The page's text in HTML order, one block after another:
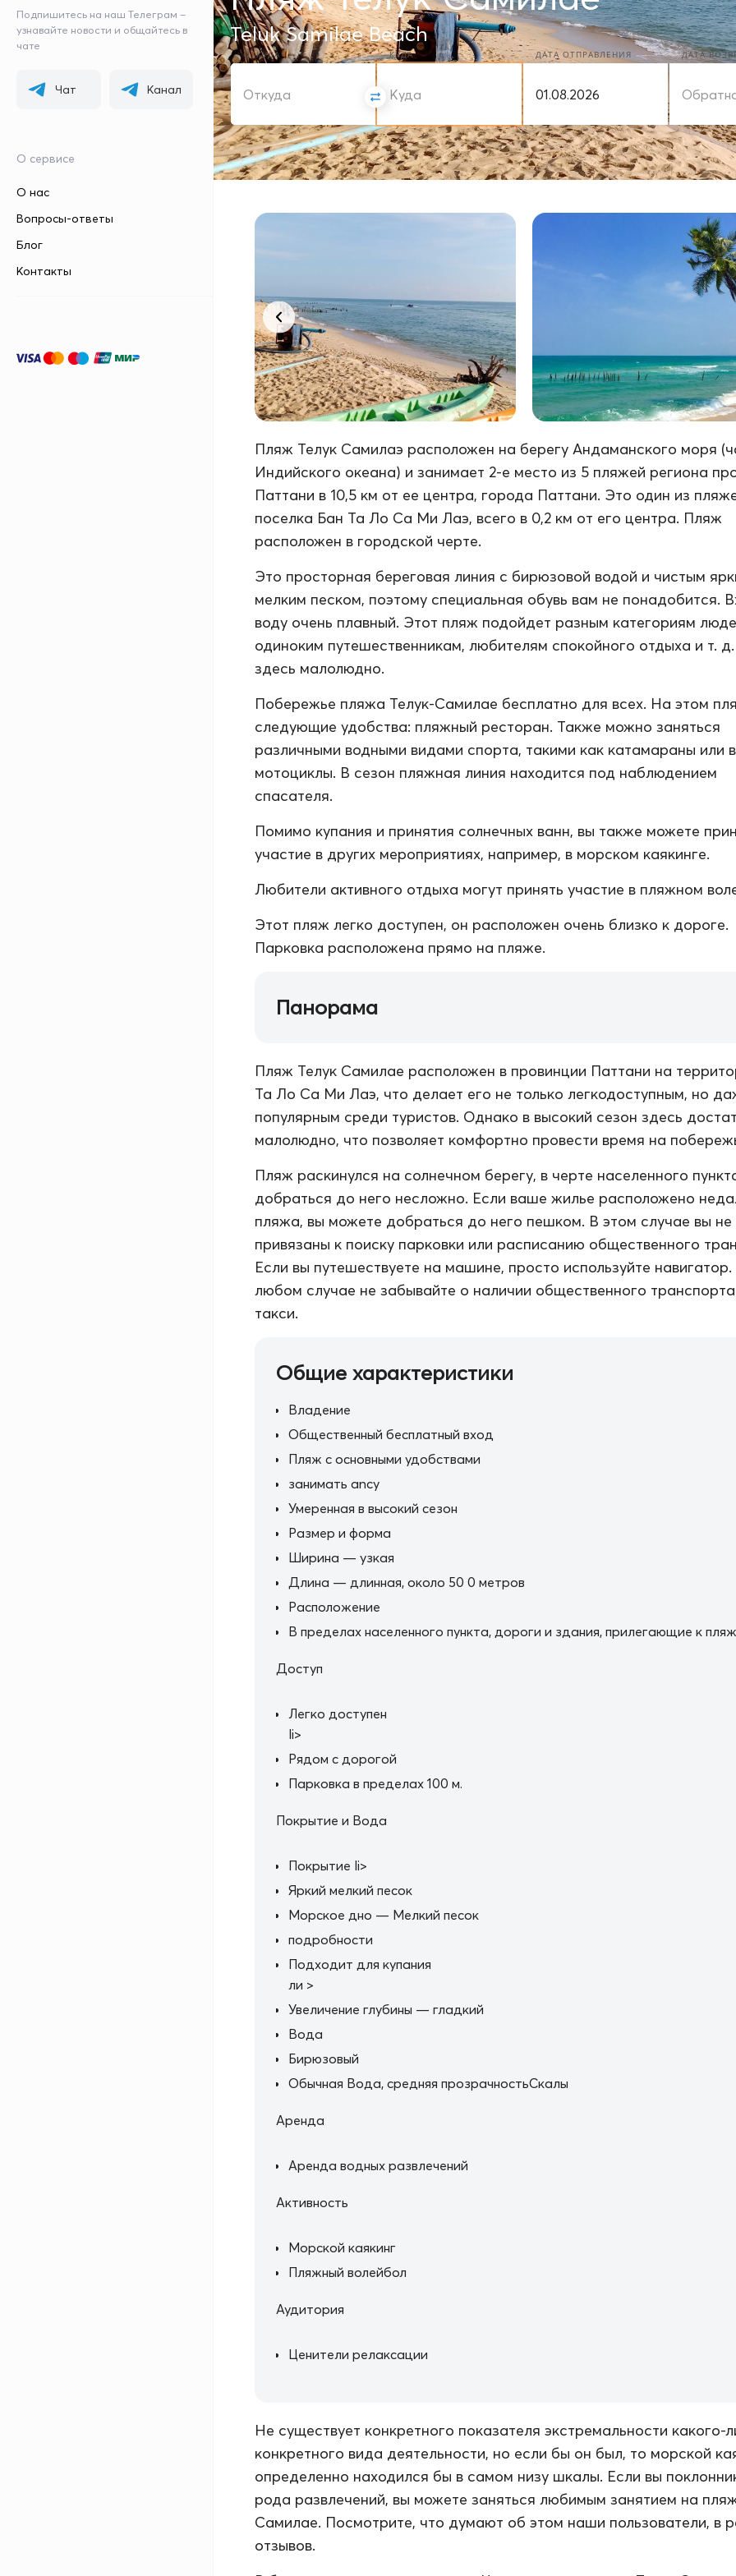
Подпишитесь на наш Телеграм –
узнавайте новости и общайтесь в
чате
Чат Канал
О сервисе
О нас
Вопросы-ответы
Блог
Контакты
Teluk Samilae Beach
ОТКУДА КУДА ДАТА ОТПРАВЛЕНИЯ ДАТА
Пляж Телук Самилаэ расположен на берегу Андаманского моря
Индийского океана) и занимает 2-е место из 5 пляжей региона
Паттани в 10,5 км от ее центра, города Паттани. Это один из
поселка Бан Та Ло Са Ми Лаэ, всего в 0,2 км от его центра. Пляж
расположен в городской черте.
Это просторная береговая линия с бирюзовой водой и чистым
мелким песком, поэтому специальная обувь вам не понадобится.
воду очень плавный. Этот пляж подойдет разным категориям
одиноким путешественникам, любителям спокойного отдыха и т.
здесь малолюдно.
Побережье пляжа Телук-Самилае бесплатно для всех. На этом
следующие удобства: пляжный ресторан. Также можно заняться
различными водными видами спорта, такими как катамараны или
мотоциклы. В сезон пляжная линия находится под наблюдением
спасателя.
Помимо купания и принятия солнечных ванн, вы также можете
участие в других мероприятиях, например, в морском каякинге.
Любители активного отдыха могут принять участие в пляжном
Этот пляж легко доступен, он расположен очень близко к дороге.
Парковка расположена прямо на пляже.
Панорама
Пляж Телук Самилае расположен в провинции Паттани на
Та Ло Са Ми Лаэ, что делает его не только легкодоступным, но
популярным среди туристов. Однако в высокий сезон здесь
малолюдно, что позволяет комфортно провести время на
Пляж раскинулся на солнечном берегу, в черте населенного
добраться до него несложно. Если ваше жилье расположено
пляжа, вы можете добраться до него пешком. В этом случае вы не
привязаны к поиску парковки или расписанию общественного
Если вы путешествуете на машине, просто используйте
любом случае не забывайте о наличии общественного
такси.
Общие характеристики
Владение
Общественный бесплатный вход
Пляж с основными удобствами
занимать ancy
Умеренная в высокий сезон
Размер и форма
Ширина — узкая
Длина — длинная, около 50 0 метров
Расположение
В пределах населенного пункта, дороги и здания, прилегающие к
Доступ
Легко доступен
li>
Рядом с дорогой
Парковка в пределах 100 м.
Покрытие и Вода
Покрытие li>
Яркий мелкий песок
Морское дно — Мелкий песок
подробности
Подходит для купания
ли >
Увеличение глубины — гладкий
Вода
Бирюзовый
Обычная Вода, средняя прозрачностьСкалы
Аренда
Аренда водных развлечений
Активность
Морской каякинг
Пляжный волейбол
Аудитория
Ценители релаксации
Не существует конкретного показателя экстремальности какого-
конкретного вида деятельности, но если бы он был, то морской
определенно находился бы в самом низу шкалы. Если вы
рода развлечений, вы можете заняться любимым занятием на
Самилае. Посмотрите, что думают об этом наши пользователи, в
отзывов.